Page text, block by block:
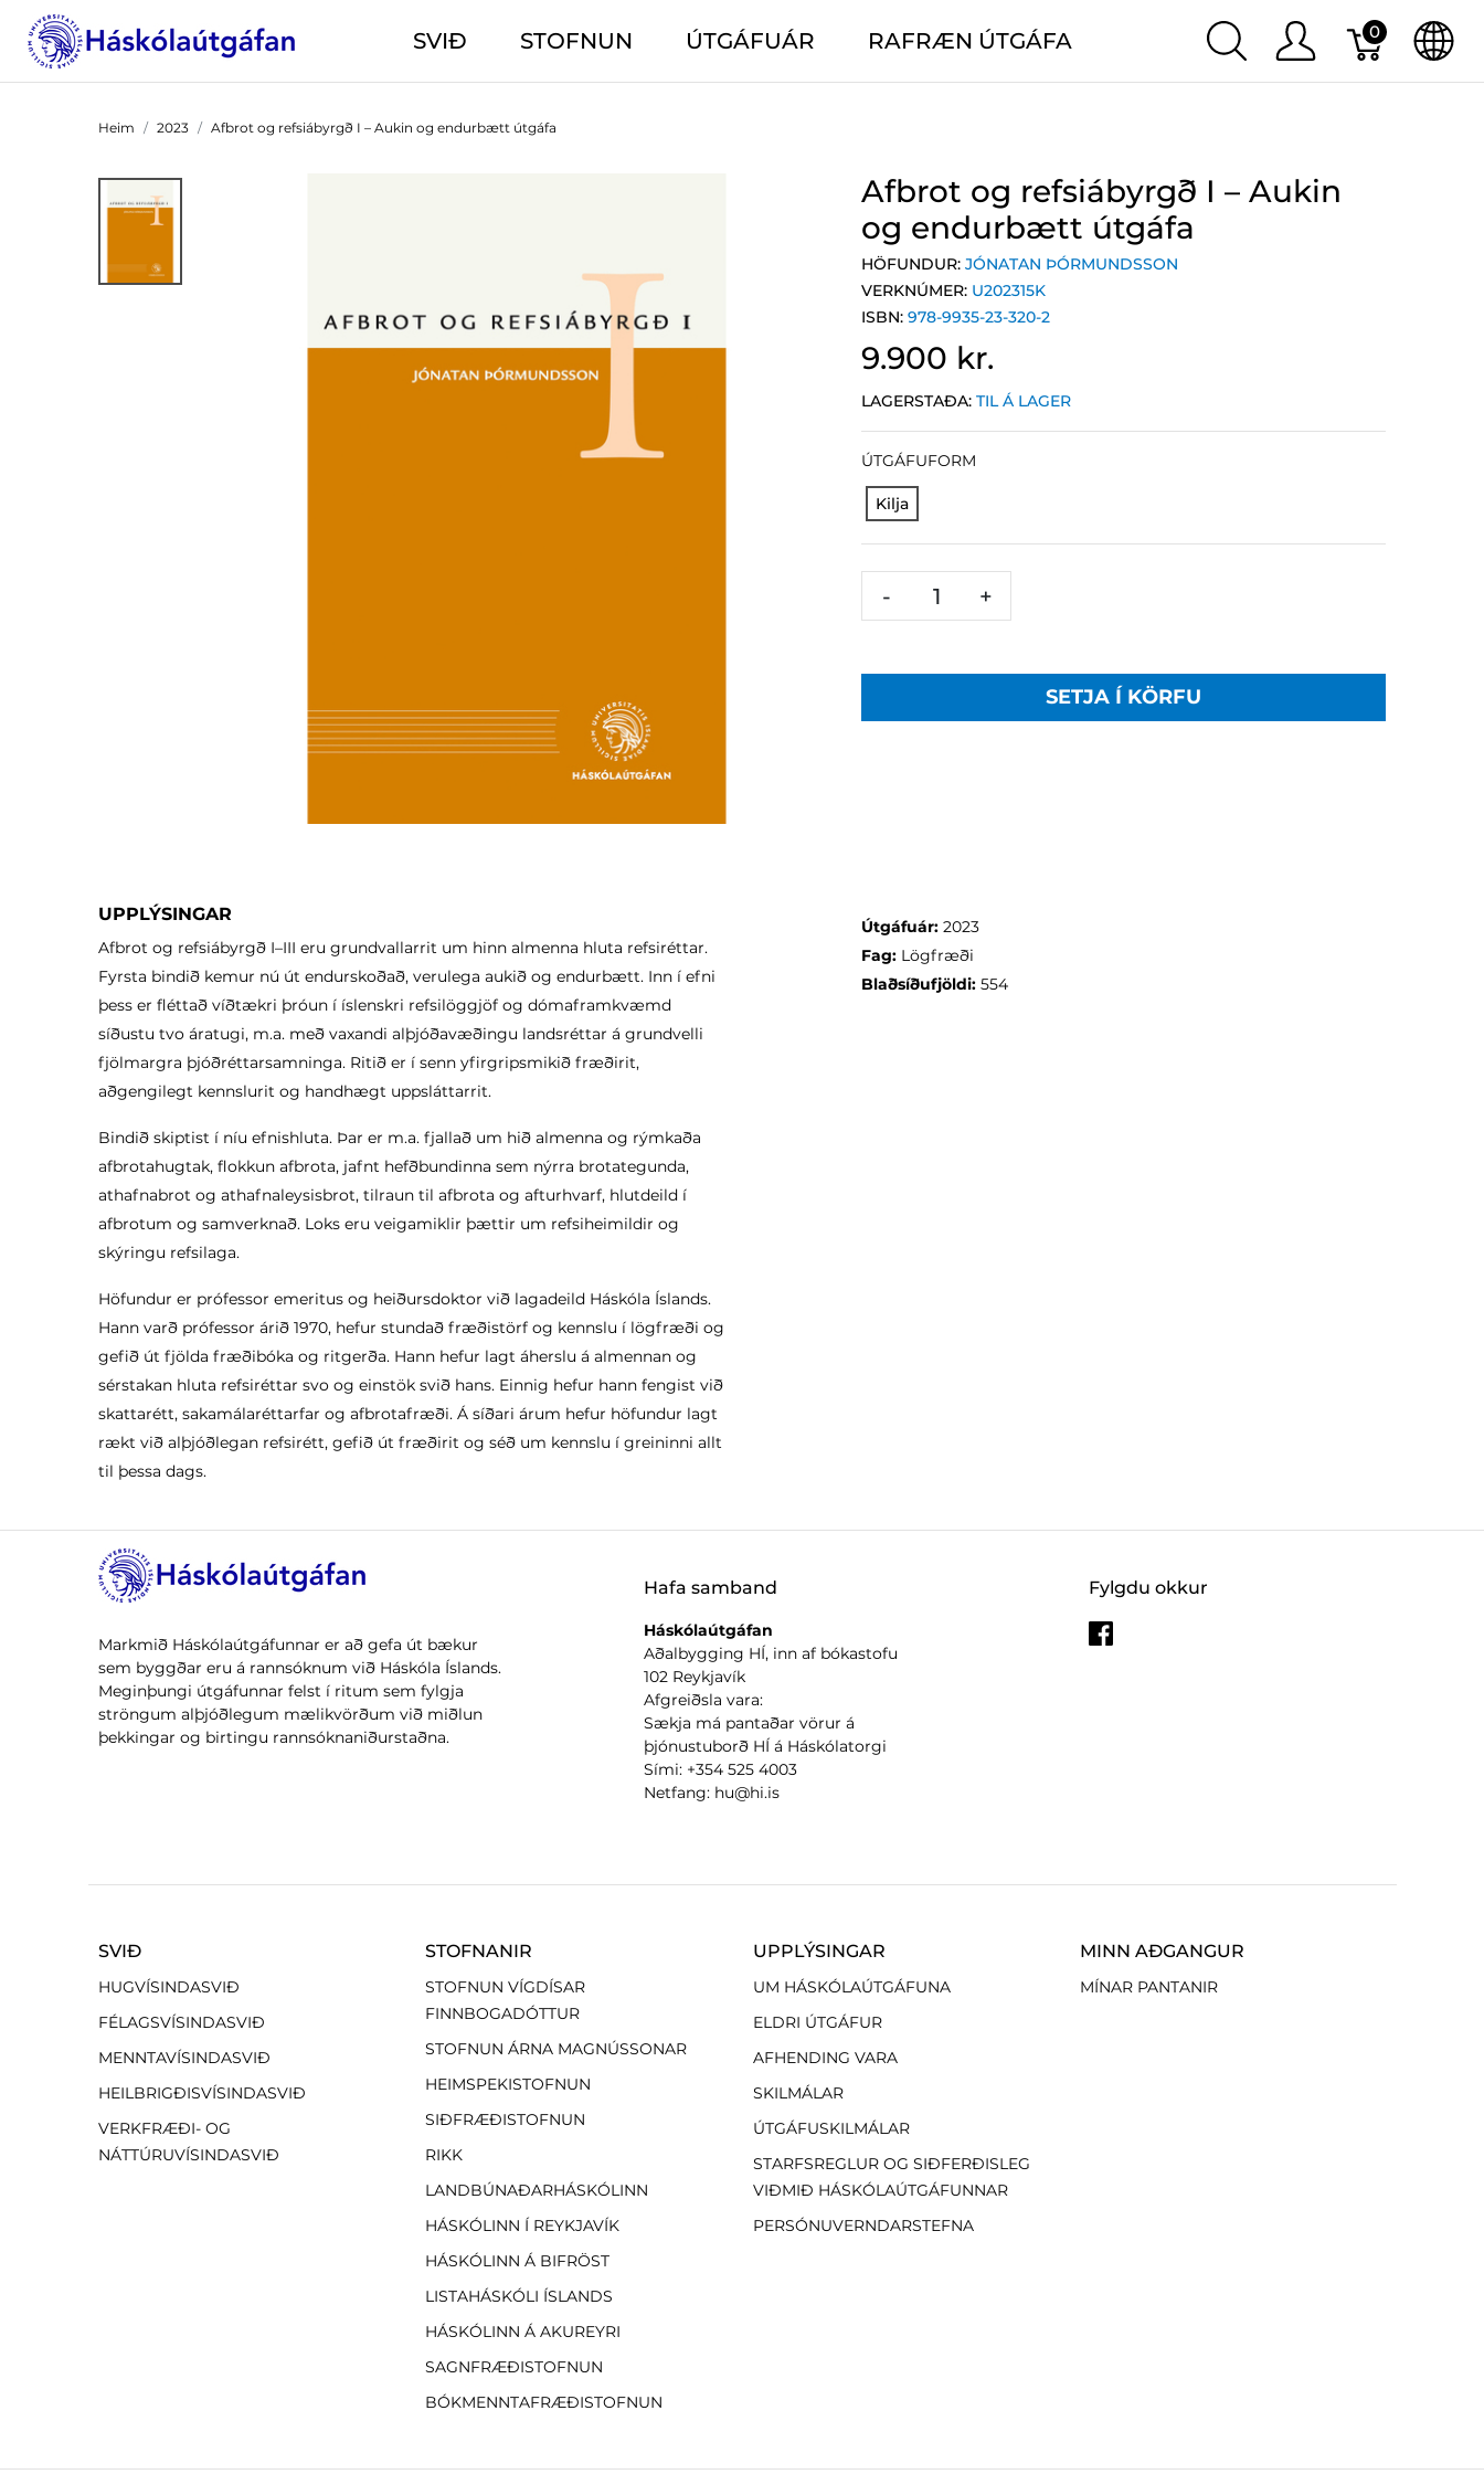
SVIÐ STOFNUN ÚTGÁFUÁR RAFRÆN ÚTGÁFA 0
Heim 2023 Afbrot og refsiábyrgð I – Aukin og endurbætt útgáfa
Afbrot og refsiábyrgð I – Aukin
og endurbætt útgáfa
HÖFUNDUR:JÓNATAN ÞÓRMUNDSSON
VERKNÚMER: U202315K
ISBN:978-9935-23-320-2
9.900 kr.
LAGERSTAÐA:TIL Á LAGER
ÚTGÁFUFORM
Kilja
- +
SETJA Í KÖRFU
UPPLÝSINGAR
Afbrot og refsiábyrgð I–III eru grundvallarrit um hinn almenna hluta refsiréttar.
Fyrsta bindið kemur nú út endurskoðað, verulega aukið og endurbætt. Inn í efni
þess er fléttað víðtækri þróun í íslenskri refsilöggjöf og dómaframkvæmd
síðustu tvo áratugi, m.a. með vaxandi alþjóðavæðingu landsréttar á grundvelli
fjölmargra þjóðréttarsamninga. Ritið er í senn yfirgripsmikið fræðirit,
aðgengilegt kennslurit og handhægt uppsláttarrit.
Bindið skiptist í níu efnishluta. Þar er m.a. fjallað um hið almenna og rýmkaða
afbrotahugtak, flokkun afbrota, jafnt hefðbundinna sem nýrra brotategunda,
athafnabrot og athafnaleysisbrot, tilraun til afbrota og afturhvarf, hlutdeild í
afbrotum og samverknað. Loks eru veigamiklir þættir um refsiheimildir og
skýringu refsilaga.
Höfundur er prófessor emeritus og heiðursdoktor við lagadeild Háskóla Íslands.
Hann varð prófessor árið 1970, hefur stundað fræðistörf og kennslu í lögfræði og
gefið út fjölda fræðibóka og ritgerða. Hann hefur lagt áherslu á almennan og
sérstakan hluta refsiréttar svo og einstök svið hans. Einnig hefur hann fengist við
skattarétt, sakamálaréttarfar og afbrotafræði. Á síðari árum hefur höfundur lagt
rækt við alþjóðlegan refsirétt, gefið út fræðirit og séð um kennslu í greininni allt
til þessa dags.
Útgáfuár: 2023
Fag: Lögfræði
Blaðsíðufjöldi: 554
Markmið Háskólaútgáfunnar er að gefa út bækur
sem byggðar eru á rannsóknum við Háskóla Íslands.
Meginþungi útgáfunnar felst í ritum sem fylgja
ströngum alþjóðlegum mælikvörðum við miðlun
þekkingar og birtingu rannsóknaniðurstaðna.
Fylgdu okkur
Hafa samband
Háskólaútgáfan
Aðalbygging HÍ, inn af bókastofu
102 Reykjavík
Afgreiðsla vara:
Sækja má pantaðar vörur á
þjónustuborð HÍ á Háskólatorgi
Sími: +354 525 4003
Netfang: hu@hi.is
SVIÐ
HUGVÍSINDASVIÐ
FÉLAGSVÍSINDASVIÐ
MENNTAVÍSINDASVIÐ
HEILBRIGÐISVÍSINDASVIÐ
VERKFRÆÐI- OG
NÁTTÚRUVÍSINDASVIÐ
STOFNANIR
STOFNUN VÍGDÍSAR
FINNBOGADÓTTUR
STOFNUN ÁRNA MAGNÚSSONAR
HEIMSPEKISTOFNUN
SIÐFRÆÐISTOFNUN
RIKK
LANDBÚNAÐARHÁSKÓLINN
HÁSKÓLINN Í REYKJAVÍK
HÁSKÓLINN Á BIFRÖST
LISTAHÁSKÓLI ÍSLANDS
HÁSKÓLINN Á AKUREYRI
SAGNFRÆÐISTOFNUN
BÓKMENNTAFRÆÐISTOFNUN
UPPLÝSINGAR
UM HÁSKÓLAÚTGÁFUNA
ELDRI ÚTGÁFUR
AFHENDING VARA
SKILMÁLAR
ÚTGÁFUSKILMÁLAR
STARFSREGLUR OG SIÐFERÐISLEG
VIÐMIÐ HÁSKÓLAÚTGÁFUNNAR
PERSÓNUVERNDARSTEFNA
MINN AÐGANGUR
MÍNAR PANTANIR